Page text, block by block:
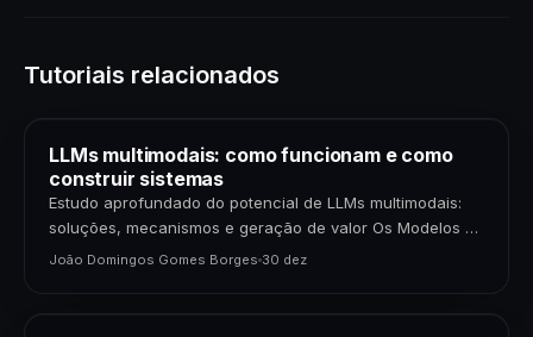
Tutoriais relacionados
LLMs multimodais: como funcionam e como
construir sistemas
Estudo aprofundado do potencial de LLMs multimodais:
soluções, mecanismos e geração de valor Os Modelos de
Linguagem de Grande Porte (LLMs) multimodais
João Domingos Gomes Borges 30 dez